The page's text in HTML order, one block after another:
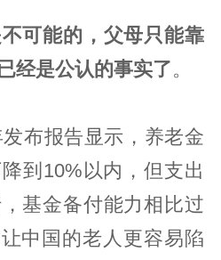
可能的，父母只能靠
经是公认的事实了。
布报告显示，养老金
到10%以内，但支出
基金备付能力相比过
中国的老人更容易陷